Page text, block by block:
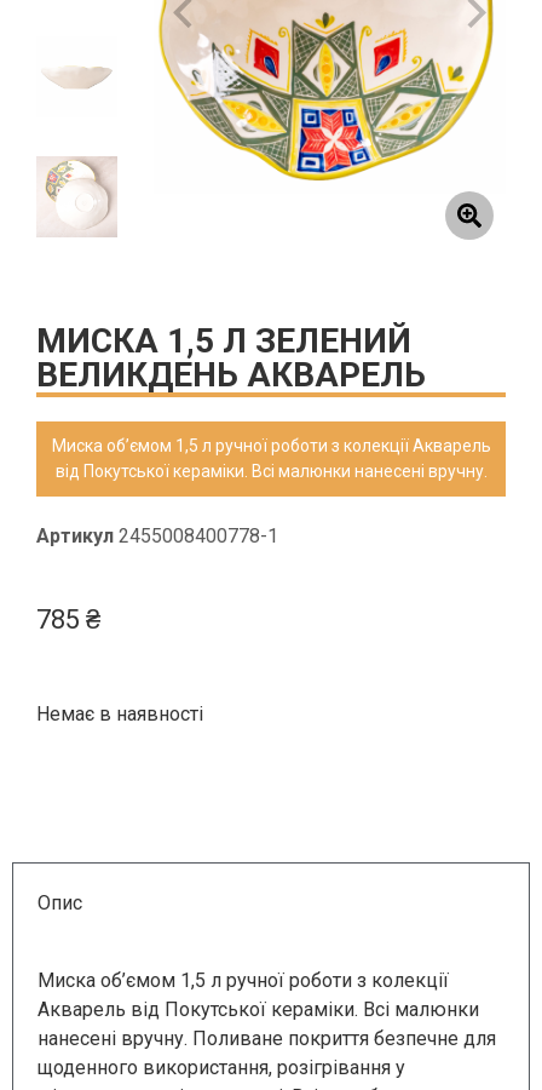
МИСКА 1,5 Л ЗЕЛЕНИЙ
ВЕЛИКДЕНЬ АКВАРЕЛЬ
Миска об’ємом 1,5 л ручної роботи з колекції Акварель
від Покутської кераміки. Всі малюнки нанесені вручну.
Артикул 2455008400778-1
785 ₴
Немає в наявності
Опис
Миска об’ємом 1,5 л ручної роботи з колекції
Акварель від Покутської кераміки. Всі малюнки
нанесені вручну. Поливане покриття безпечне для
щоденного використання, розігрівання у